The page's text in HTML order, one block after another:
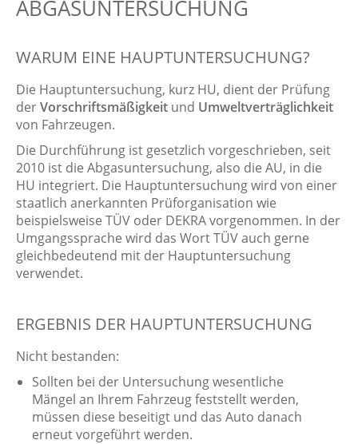
ABGASUNTERSUCHUNG
WARUM EINE HAUPTUNTERSUCHUNG?
Die Hauptuntersuchung, kurz HU, dient der Prüfung
derVorschriftsmäßigkeit und Umweltverträglichkeit
von Fahrzeugen.
Die Durchführung ist gesetzlich vorgeschrieben, seit
2010 ist die Abgasuntersuchung, also die AU, in die
HU integriert. Die Hauptuntersuchung wird von einer
staatlich anerkannten Prüforganisation wie
beispielsweise TÜV oder DEKRA vorgenommen. In der
Umgangssprache wird das Wort TÜV auch gerne
gleichbedeutend mit der Hauptuntersuchung
verwendet.
ERGEBNIS DER HAUPTUNTERSUCHUNG
Nicht bestanden:
Sollten bei der Untersuchung wesentliche
Mängel an Ihrem Fahrzeug feststellt werden,
müssen diese beseitigt und das Auto danach
erneut vorgeführt werden.